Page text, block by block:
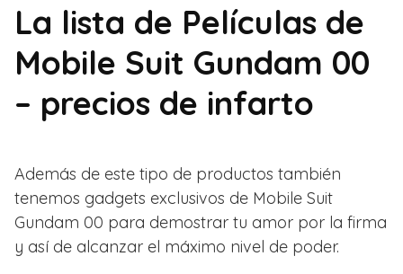
La lista de Películas de
Mobile Suit Gundam 00
– precios de infarto
Además de este tipo de productos también
tenemos gadgets exclusivos de Mobile Suit
Gundam 00 para demostrar tu amor por la firma
y así de alcanzar el máximo nivel de poder.